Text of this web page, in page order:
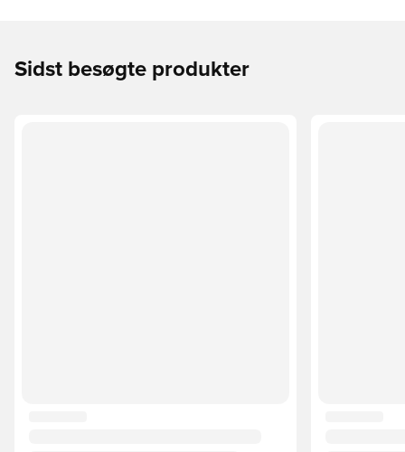
Sidst besøgte produkter